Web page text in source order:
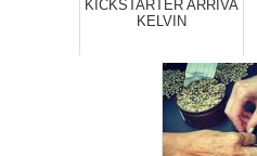
KICKSTARTER ARRIVA
KELVIN